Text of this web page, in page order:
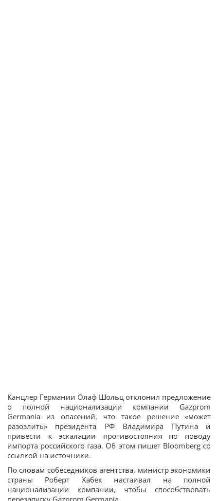
Канцлер Германии Олаф Шольц отклонил предложение
о полной национализации компании Gazprom
Germaniа из опасений, что такое решение «может
разозлить» президента РФ Владимира Путина и
привести к эскалации противостояния по поводу
импорта российского газа. Об этом пишет Bloomberg со
ссылкой на источники.
По словам собеседников агентства, министр экономики
страны Роберт Хабек настаивал на полной
национализации компании, чтобы способствовать
перезапуску Gazprom Germaniа.